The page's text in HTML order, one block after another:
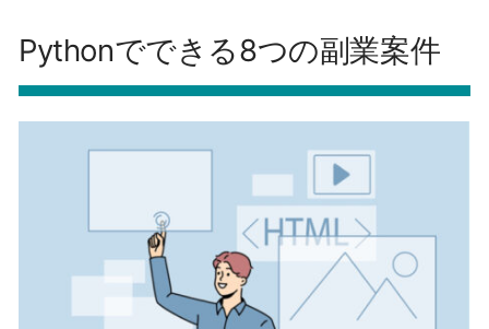
Pythonでできる8つの副業案件